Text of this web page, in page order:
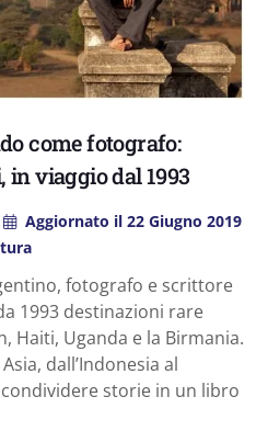
come fotografo:
viaggio dal 1993
Aggiornato il 22 Giugno 2019
fotografo e scrittore
1993 destinazioni rare
Haiti, Uganda e la Birmania.
dall’Indonesia al
storie in un libro